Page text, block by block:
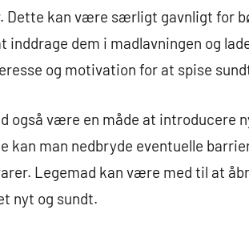
Dette kan være særligt gavnligt for
inddrage dem i madlavningen og
og motivation for at spise
også være en måde at introducere
kan man nedbryde eventuelle
Legemad kan være med til at
nyt og sundt.